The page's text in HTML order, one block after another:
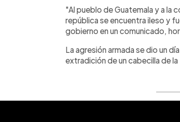
"Al pueblo de Guatemala y a la
república se encuentra ileso y
gobierno en un comunicado,
La agresión armada se dio un
extradición de un cabecilla de